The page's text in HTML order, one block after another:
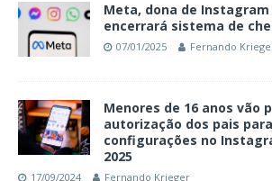
Meta, dona de Instagram
encerrará sistema de
07/01/2025 Fernando
Menores de 16 anos vão
autorização dos pais
configurações no
2025
17/09/2024 Fernando Krieger